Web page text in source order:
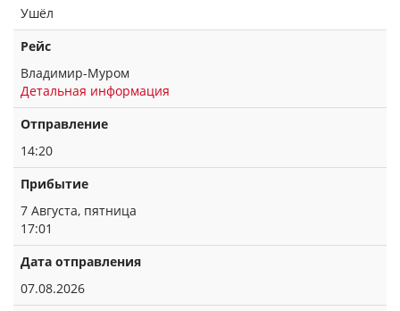
Ушёл
Рейс
Владимир-Муром
Детальная информация
Отправление
14:20
Прибытие
7 Августа, пятница
17:01
Дата отправления
07.08.2026